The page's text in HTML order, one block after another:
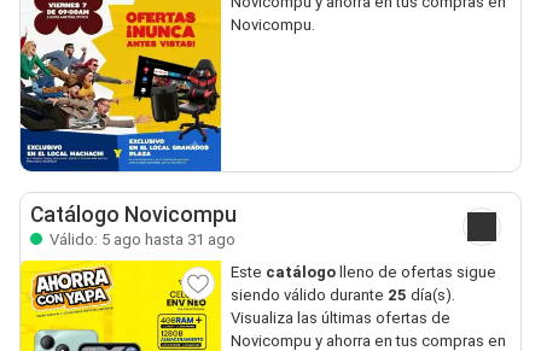
Novicompu.
Catálogo Novicompu
Válido: 5 ago hasta 31 ago
Este catálogo lleno de ofertas sigue
siendo válido durante 25 día(s).
Visualiza las últimas ofertas de
Novicompu y ahorra en tus compras en